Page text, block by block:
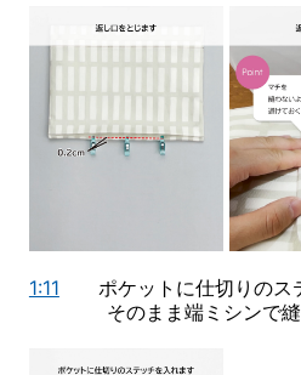
1:11 ポケットに仕切りのス
そのまま端ミシンで縫い